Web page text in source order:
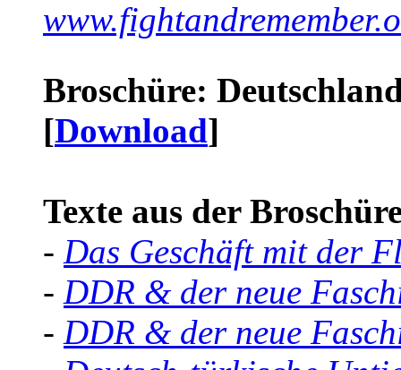
Broschüre:
[Download]
Texte aus der
- Das Geschäft mit der
- DDR & der neue
- DDR & der neue